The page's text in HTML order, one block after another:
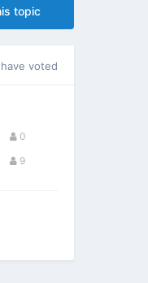
topic
voted
0
9